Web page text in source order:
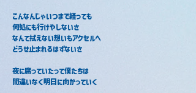
こんなんじゃいつまで経っても
何処にも行けやしないさ
なんて拭えない想いもアクセルへ
どうせ止まれるはずないさ
夜に腐っていたって僕たちは
間違いなく明日に向かっていく